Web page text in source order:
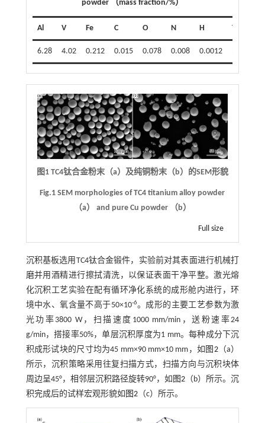
powder （mass fraction/%）
Al V Fe C O N H Ti
6.28 4.02 0.212 0.015 0.078 0.008 0.0012
图1 TC4钛合金粉末（a）及纯铜粉末（b）的SEM形貌
Fig.1 SEM morphologies of TC4 titanium alloy powder
（a） and pure Cu powder （b）
Full size
沉积基板选用TC4钛合金锻件，实验前对其表面进行机械打
磨并用酒精进行擦拭清洗，以保证表面干净平整。激光熔
化沉积工艺实验在配有循环净化系统的成形舱内进行，环
境中水、氧含量不高于50×10-6。成形的主要工艺参数为激
光功率3800 W，扫描速度1000 mm/min，送粉速率24
g/min，搭接率50%，单层沉积厚度为1 mm。每种成分下沉
积成形试块的尺寸均为45 mm×90 mm×10 mm，如 图2（a）
所示，沉积策略采用往复扫描方式，扫描方向与沉积块体
周边呈45°，相邻层沉积路径旋转90°，如 图2 （b）所示。沉
积完成后的试样宏观形貌如 图2（c）所示。